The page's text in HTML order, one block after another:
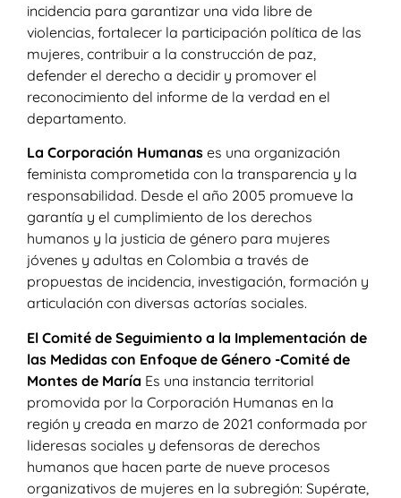
incidencia para garantizar una vida libre de
violencias, fortalecer la participación política de las
mujeres, contribuir a la construcción de paz,
defender el derecho a decidir y promover el
reconocimiento del informe de la verdad en el
departamento.
La Corporación Humanas es una organización
feminista comprometida con la transparencia y la
responsabilidad. Desde el año 2005 promueve la
garantía y el cumplimiento de los derechos
humanos y la justicia de género para mujeres
jóvenes y adultas en Colombia a través de
propuestas de incidencia, investigación, formación y
articulación con diversas actorías sociales.
El Comité de Seguimiento a la Implementación de
las Medidas con Enfoque de Género -Comité de
Montes de María Es una instancia territorial
promovida por la Corporación Humanas en la
región y creada en marzo de 2021 conformada por
lideresas sociales y defensoras de derechos
humanos que hacen parte de nueve procesos
organizativos de mujeres en la subregión: Supérate,